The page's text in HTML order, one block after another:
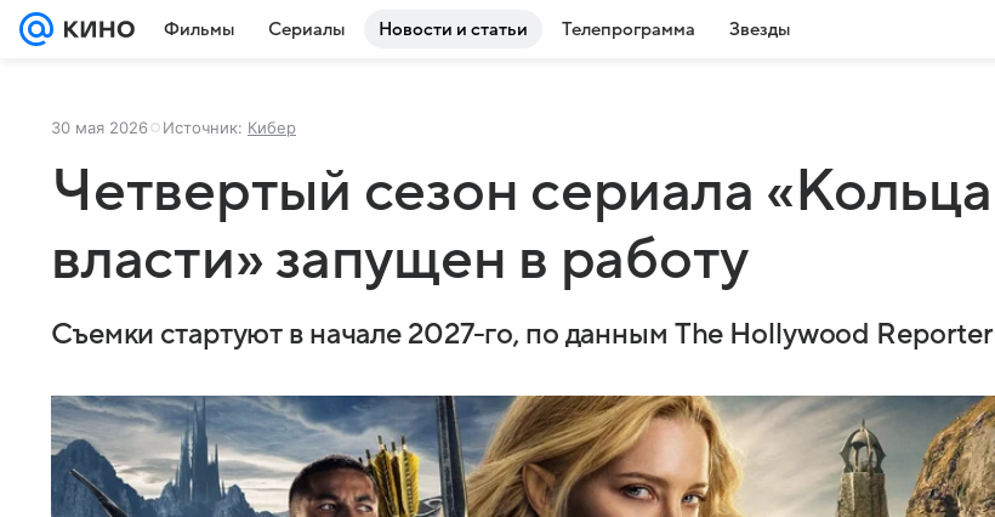
Фильмы Сериалы Новости и статьи Телепрограмма Звезды
30 мая 2026 Источник: Кибер
Четвертый сезон сериала «Кольца
власти» запущен в работу
Съемки стартуют в начале 2027-го, по данным The Hollywood Reporter